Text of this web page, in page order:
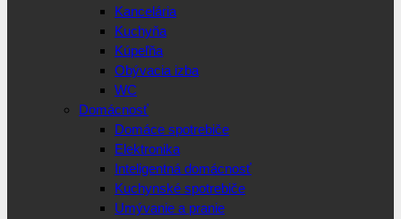
Kancelária
Kuchyňa
Kúpeľňa
Obývacia izba
WC
Domácnosť
Domáce spotrebiče
Elektronika
Inteligentná domácnosť
Kuchynské spotrebiče
Umývanie a pranie